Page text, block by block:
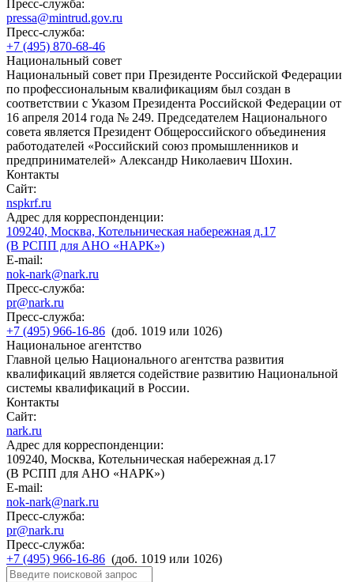
Пресс-служба:
pressa@mintrud.gov.ru
Пресс-служба:
+7 (495) 870-68-46
Национальный совет
Национальный совет при Президенте Российской Федерации
по профессиональным квалификациям был создан в
соответствии с Указом Президента Российской Федерации от
16 апреля 2014 года № 249. Председателем Национального
совета является Президент Общероссийского объединения
работодателей «Российский союз промышленников и
предпринимателей» Александр Николаевич Шохин.
Контакты
Сайт:
nspkrf.ru
Адрес для корреспонденции:
109240, Москва, Котельническая набережная д.17
(В РСПП для АНО «НАРК»)
E-mail:
nok-nark@nark.ru
Пресс-служба:
pr@nark.ru
Пресс-служба:
+7 (495) 966-16-86 (доб. 1019 или 1026)
Национальное агентство
Главной целью Национального агентства развития
квалификаций является содействие развитию Национальной
системы квалификаций в России.
Контакты
Сайт:
nark.ru
Адрес для корреспонденции:
109240, Москва, Котельническая набережная д.17
(В РСПП для АНО «НАРК»)
E-mail:
nok-nark@nark.ru
Пресс-служба:
pr@nark.ru
Пресс-служба:
+7 (495) 966-16-86 (доб. 1019 или 1026)